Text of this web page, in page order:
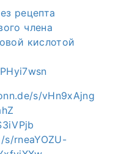
рецепта
члена
кислотой
s/vHn9xAjng
rneaYOZU-